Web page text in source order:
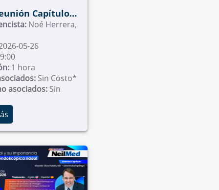
Capítulo
Plástica Facial
Noé Herrera,
05-26
1 hora
Sin Costo*
asociados: Sin